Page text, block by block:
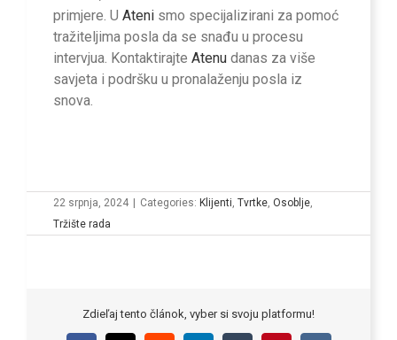
primjere. U Ateni smo specijalizirani za pomoć
tražiteljima posla da se snađu u procesu
intervjua. Kontaktirajte Atenu danas za više
savjeta i podršku u pronalaženju posla iz
snova.
22 srpnja, 2024 Categories: Klijenti, Tvrtke, Osoblje,
Tržište rada
Zdieľaj tento článok, vyber si svoju platformu!